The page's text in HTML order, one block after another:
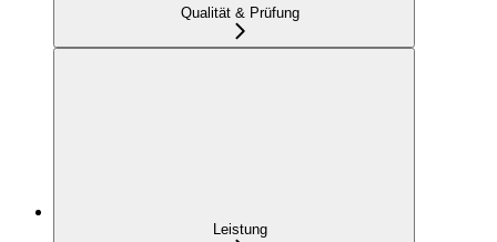
Qualität & Prüfung
Leistung